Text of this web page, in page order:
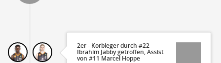
2er - Korbleger durch #22
Ibrahim Jabby getroffen, Assist
von #11 Marcel Hoppe